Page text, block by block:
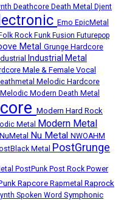
Deathcore Death Metal Djent
Emo EpicMetal
Rock Funk Fusion Futurepop
Metal Grunge Hardcore
Industrial Metal
Male & Female Vocal
Melodic Hardcore
Melodic Modern Death Metal
Modern Hard Rock
Metal Modern Metal
NuMetal Nu Metal NWOAHM
Metal PostGrunge
PostPunk Post Rock Power
Rapcore Rapmetal Raprock
Spoken Word Symphonic